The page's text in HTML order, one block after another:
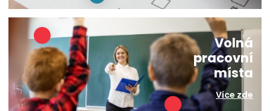
Volná
pracovní
místa
Více zde